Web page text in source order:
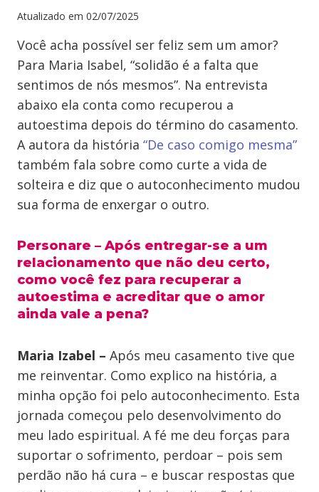
Atualizado em 02/07/2025
Você acha possível ser feliz sem um amor?
Para Maria Isabel, “solidão é a falta que
sentimos de nós mesmos”. Na entrevista
abaixo ela conta como recuperou a
autoestima depois do término do casamento.
A autora da história “De caso comigo mesma”
também fala sobre como curte a vida de
solteira e diz que o autoconhecimento mudou
sua forma de enxergar o outro.
Personare – Após entregar-se a um
relacionamento que não deu certo,
como você fez para recuperar a
autoestima e acreditar que o amor
ainda vale a pena?
Maria Izabel – Após meu casamento tive que
me reinventar. Como explico na história, a
minha opção foi pelo autoconhecimento. Esta
jornada começou pelo desenvolvimento do
meu lado espiritual. A fé me deu forças para
suportar o sofrimento, perdoar – pois sem
perdão não há cura – e buscar respostas que